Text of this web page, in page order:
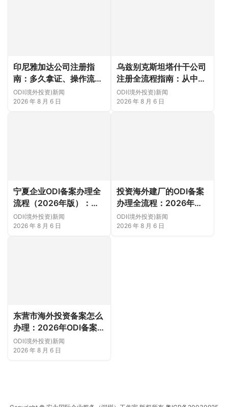
印尼雅加达公司注册指
南：多久拿证、操作流程
与股东新规（附材料清单
及成功案例与正规靠谱代
ODI(境外投资)新闻
2026 年 8 月 6 日
乌兹别克斯坦塔什干公司
注册全流程指南：从中国
ODI备案到当地银行开户
（附材料清单及成功案例
ODI(境外投资)新闻
2026 年 8 月 6 日
宁夏企业ODI备案办理全
流程（2026年版）：从
项目立项、发改商务备案
到银行汇款（附材料清单
ODI(境外投资)新闻
2026 年 8 月 6 日
投资海外建厂的ODI备案
办理全流程：2026年版
实操指南（附材料清单及
成功案例与正规靠谱代办
ODI(境外投资)新闻
2026 年 8 月 6 日
东营市海外投资备案怎么
办理：2026年ODI备案流
程、材料与注意事项（附
材料清单及成功案例与正
ODI(境外投资)新闻
2026 年 8 月 6 日